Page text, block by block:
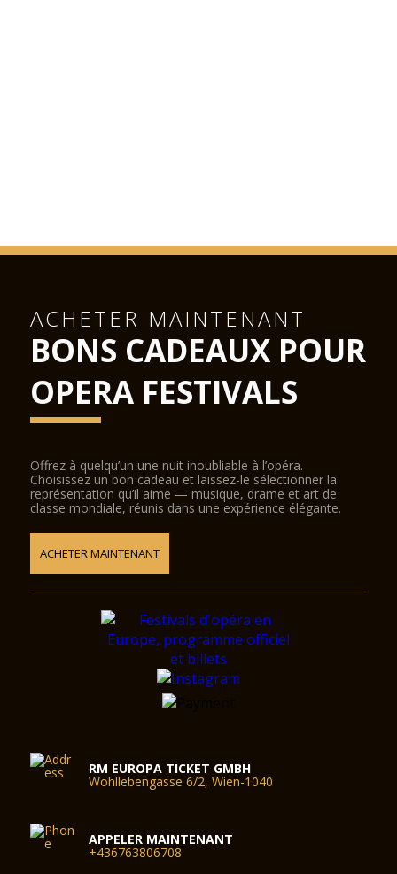
ACHETER MAINTENANT
BONS CADEAUX POUR
OPERA FESTIVALS
Offrez à quelqu’un une nuit inoubliable à l’opéra.
Choisissez un bon cadeau et laissez-le sélectionner la
représentation qu’il aime — musique, drame et art de
classe mondiale, réunis dans une expérience élégante.
ACHETER MAINTENANT
RM EUROPA TICKET GMBH
Wohllebengasse 6/2, Wien-1040
APPELER MAINTENANT
+436763806708